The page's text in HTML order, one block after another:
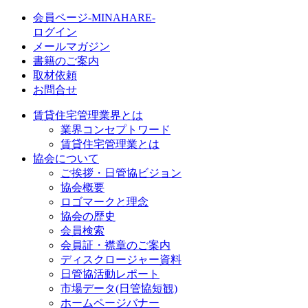
会員ページ-MINAHARE-
ログイン
メールマガジン
書籍のご案内
取材依頼
お問合せ
賃貸住宅管理業界とは
業界コンセプトワード
賃貸住宅管理業とは
協会について
ご挨拶・日管協ビジョン
協会概要
ロゴマークと理念
協会の歴史
会員検索
会員証・襟章のご案内
ディスクロージャー資料
日管協活動レポート
市場データ(日管協短観)
ホームページバナー